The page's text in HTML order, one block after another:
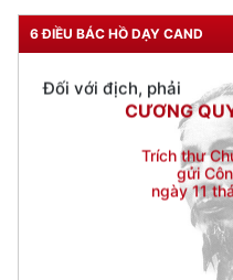
6 ĐIỀU BÁC HỒ DẠY CAND
Đối với địch, phải
CƯƠNG
Trích thư
gửi
ngày 11